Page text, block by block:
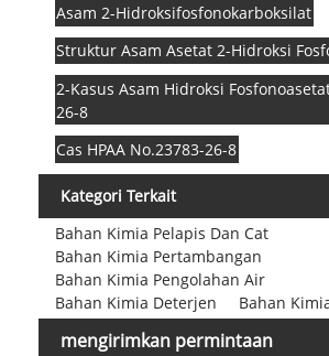
Asam 2-Hidroksifosfonokarboksilat
Struktur Asam Asetat 2-Hidroksi
2-Kasus Asam Hidroksi
26-8
Cas HPAA No.23783-26-8
Kategori Terkait
Bahan Kimia Pelapis Dan Cat
Bahan Kimia Pertambangan
Bahan Kimia Pengolahan Air
Bahan Kimia Deterjen
Bahan
mengirimkan permintaan